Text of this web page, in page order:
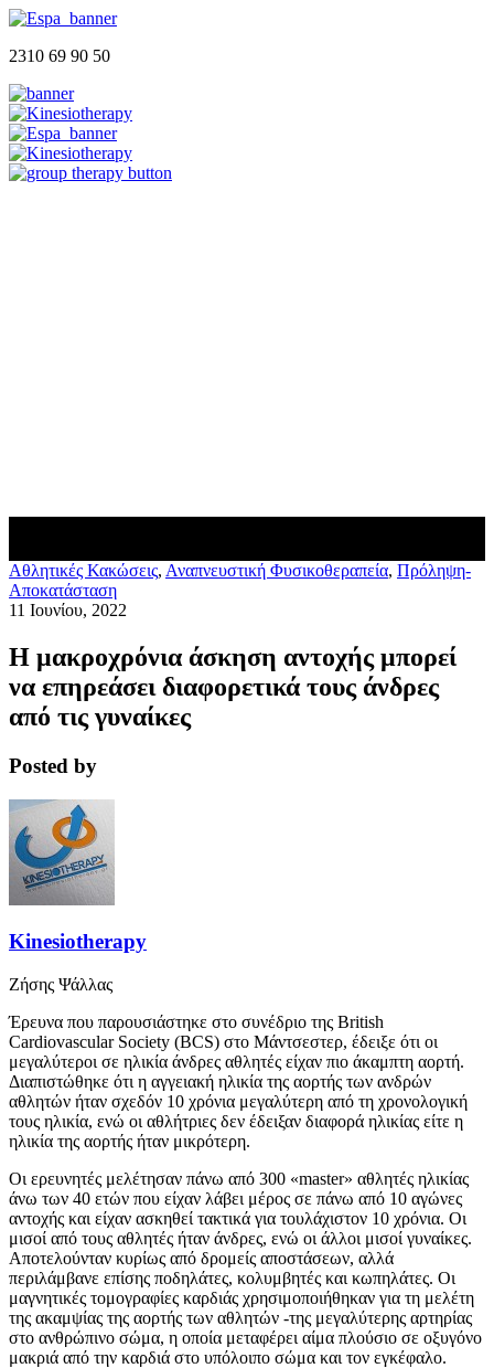
2310 69 90 50
Aθλητικές Κακώσεις, Αναπνευστική Φυσικοθεραπεία, Πρόληψη-
Αποκατάσταση
11 Ιουνίου, 2022
Η μακροχρόνια άσκηση αντοχής μπορεί
να επηρεάσει διαφορετικά τους άνδρες
από τις γυναίκες
Posted by
Kinesiotherapy
Ζήσης Ψάλλας
Έρευνα που παρουσιάστηκε στο συνέδριο της British
Cardiovascular Society (BCS) στο Μάντσεστερ, έδειξε ότι οι
μεγαλύτεροι σε ηλικία άνδρες αθλητές είχαν πιο άκαμπτη αορτή.
Διαπιστώθηκε ότι η αγγειακή ηλικία της αορτής των ανδρών
αθλητών ήταν σχεδόν 10 χρόνια μεγαλύτερη από τη χρονολογική
τους ηλικία, ενώ οι αθλήτριες δεν έδειξαν διαφορά ηλικίας είτε η
ηλικία της αορτής ήταν μικρότερη.
Οι ερευνητές μελέτησαν πάνω από 300 «master» αθλητές ηλικίας
άνω των 40 ετών που είχαν λάβει μέρος σε πάνω από 10 αγώνες
αντοχής και είχαν ασκηθεί τακτικά για τουλάχιστον 10 χρόνια. Οι
μισοί από τους αθλητές ήταν άνδρες, ενώ οι άλλοι μισοί γυναίκες.
Aποτελούνταν κυρίως από δρομείς αποστάσεων, αλλά
περιλάμβανε επίσης ποδηλάτες, κολυμβητές και κωπηλάτες. Οι
μαγνητικές τομογραφίες καρδιάς χρησιμοποιήθηκαν για τη μελέτη
της ακαμψίας της αορτής των αθλητών -της μεγαλύτερης αρτηρίας
στο ανθρώπινο σώμα, η οποία μεταφέρει αίμα πλούσιο σε οξυγόνο
μακριά από την καρδιά στο υπόλοιπο σώμα και τον εγκέφαλο.